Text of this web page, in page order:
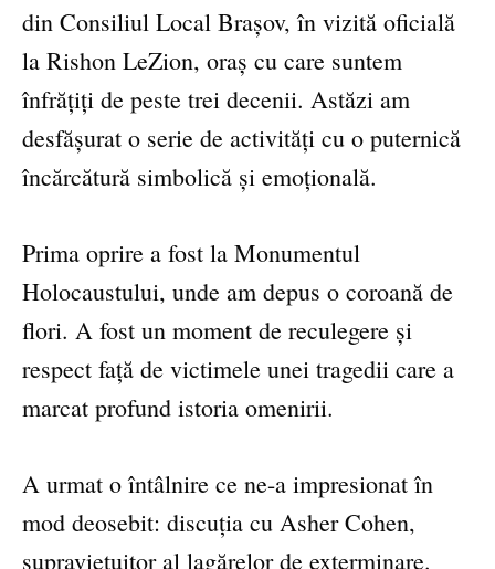
din Consiliul Local Brașov, în vizită oficială
la Rishon LeZion, oraș cu care suntem
înfrățiți de peste trei decenii. Astăzi am
desfășurat o serie de activități cu o puternică
încărcătură simbolică și emoțională.
Prima oprire a fost la Monumentul
Holocaustului, unde am depus o coroană de
flori. A fost un moment de reculegere și
respect față de victimele unei tragedii care a
marcat profund istoria omenirii.
A urmat o întâlnire ce ne-a impresionat în
mod deosebit: discuția cu Asher Cohen,
supraviețuitor al lagărelor de exterminare.